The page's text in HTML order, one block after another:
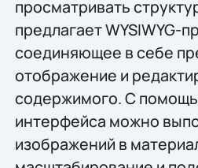
просматривать
предлагает WYSIWYG-
соединяющее в себе
отображение и
содержимого. С
интерфейса можно
изображений в